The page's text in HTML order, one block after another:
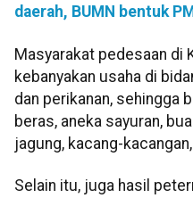
daerah, BUMN bentuk
Masyarakat pedesaan di
kebanyakan usaha di
dan perikanan, sehingga
beras, aneka sayuran,
jagung, kacang-
Selain itu, juga hasil